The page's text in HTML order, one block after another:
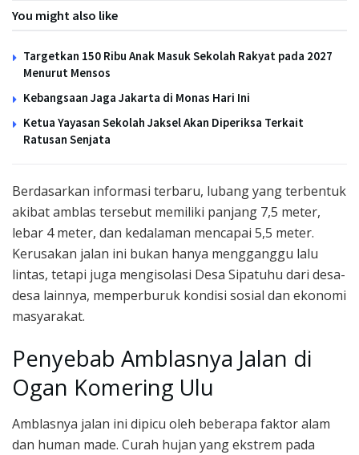
You might also like
Targetkan 150 Ribu Anak Masuk Sekolah Rakyat pada 2027
Menurut Mensos
Kebangsaan Jaga Jakarta di Monas Hari Ini
Ketua Yayasan Sekolah Jaksel Akan Diperiksa Terkait
Ratusan Senjata
Berdasarkan informasi terbaru, lubang yang terbentuk
akibat amblas tersebut memiliki panjang 7,5 meter,
lebar 4 meter, dan kedalaman mencapai 5,5 meter.
Kerusakan jalan ini bukan hanya mengganggu lalu
lintas, tetapi juga mengisolasi Desa Sipatuhu dari desa-
desa lainnya, memperburuk kondisi sosial dan ekonomi
masyarakat.
Penyebab Amblasnya Jalan di
Ogan Komering Ulu
Amblasnya jalan ini dipicu oleh beberapa faktor alam
dan human made. Curah hujan yang ekstrem pada